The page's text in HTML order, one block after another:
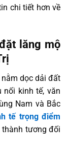
chi tiết hơn về
lăng mộ
dọc dải đất
nối kinh tế, văn
Nam và Bắc
tế trọng điểm
thành tương đối